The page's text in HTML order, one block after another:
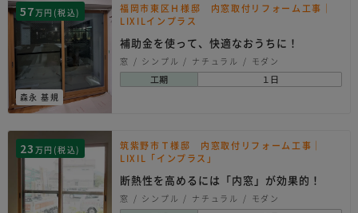
57万円(税込)
森永 基規
福岡市東区Ｈ様邸 内窓取付リフォーム工事｜
LIXILインプラス
補助金を使って、快適なおうちに！
窓 シンプル ナチュラル モダン
工期 １日
23 万円(税込)
筑紫野市Ｔ様邸 内窓取付リフォーム工事｜
LIXIL「インプラス」
断熱性を高めるには「内窓」が効果的！
窓 シンプル ナチュラル モダン